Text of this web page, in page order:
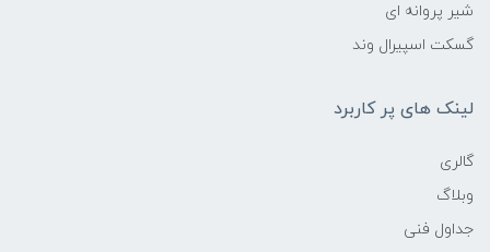
شیر پروانه ای
گسکت اسپیرال وند
لینک های پر کاربرد
گالری
وبلاگ
جداول فنی